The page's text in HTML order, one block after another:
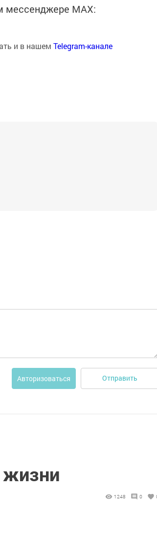
мессенджере MАХ:
и в нашем Telegram-канале
Авторизоваться Отправить
жизни
1248 0